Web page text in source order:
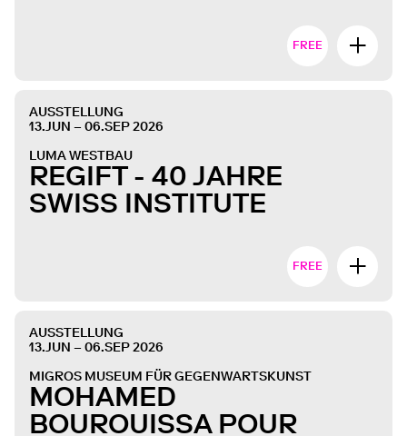
FREE
AUSSTELLUNG
13.JUN – 06.SEP 2026
LUMA WESTBAU
REGIFT - 40 JAHRE
SWISS INSTITUTE
FREE
AUSSTELLUNG
13.JUN – 06.SEP 2026
MIGROS MUSEUM FÜR GEGENWARTSKUNST
MOHAMED
BOUROUISSA POUR